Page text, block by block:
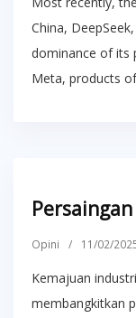
China,
dominance of its
Meta, products
Opini / 11/02/
Kemajuan
membangkitkan